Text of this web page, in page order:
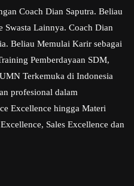
Coach Dian Saputra. Beliau
Swasta Lainnya. Coach Dian
Beliau Memulai Karir sebagai
Pemberdayaan SDM,
Terkemuka di Indonesia
profesional dalam
Excellence hingga Materi
Sales Excellence dan